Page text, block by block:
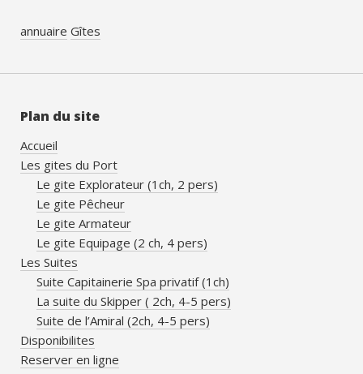
annuaire Gîtes
Plan du site
Accueil
Les gites du Port
Le gite Explorateur (1ch, 2 pers)
Le gite Pêcheur
Le gite Armateur
Le gite Equipage (2 ch, 4 pers)
Les Suites
Suite Capitainerie Spa privatif (1ch)
La suite du Skipper ( 2ch, 4-5 pers)
Suite de l’Amiral (2ch, 4-5 pers)
Disponibilites
Reserver en ligne